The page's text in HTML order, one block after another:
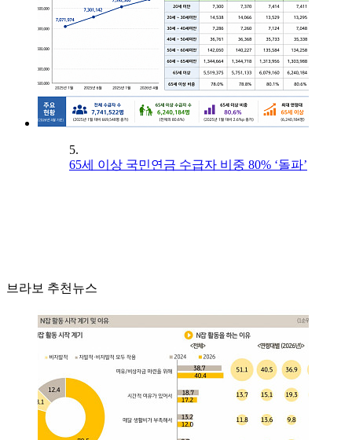
5.
65세 이상 국민연금 수급자 비중 80% ‘돌파’
브라보 추천뉴스